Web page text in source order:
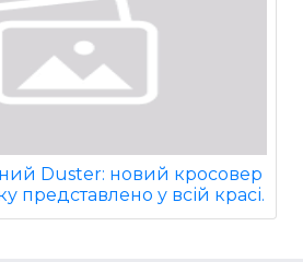
Duster: новий кросовер
представлено у всій красі.